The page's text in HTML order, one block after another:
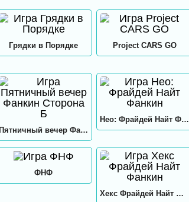
Грядки в Порядке
Project CARS GO
Пятничный вечер Фанкин Сторона Б
Нео: Фрайдей Найт Фанкин
ФНФ
Хекс Фрайдей Найт Фанкин